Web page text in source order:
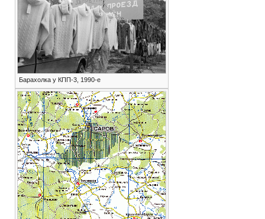
Барахолка у КПП-3, 1990-е